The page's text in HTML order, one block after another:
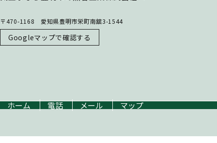
〒470-1168 愛知県豊明市栄町南舘3-1544
Googleマップで確認する
ホーム 電話 メール マップ